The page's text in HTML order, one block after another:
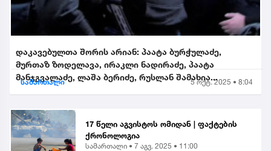
დაკავებულთა შორის არიან: პაატა ბურჭულაძე,
მურთაზ ზოდელავა, ირაკლი ნადირაძე, პაატა
მანჯგვალაძე, ლაშა ბერიძე, რუსლან შამახია...
სამართალი 5 ოქტ. 2025 • 8:04
17 წელი აგვისტოს ომიდან | ფაქტების
ქრონოლოგია
სამართალი • 7 აგვ. 2025 • 11:00